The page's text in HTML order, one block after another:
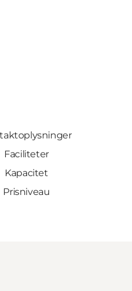
Faciliteter
Kapacitet
Prisniveau